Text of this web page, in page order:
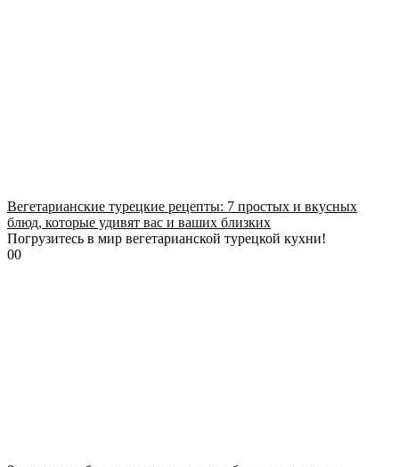
Вегетарианские турецкие рецепты: 7 простых и вкусных
блюд, которые удивят вас и ваших близких
Погрузитесь в мир вегетарианской турецкой кухни!
00